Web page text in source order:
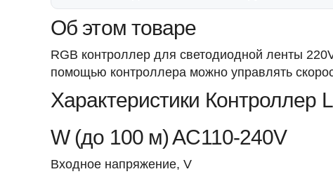
Об этом товаре
RGB контроллер для светодиодной ленты
помощью контроллера можно управлять
Характеристики Контроллер
W (до 100 м) AC110-240V
Входное напряжение, V